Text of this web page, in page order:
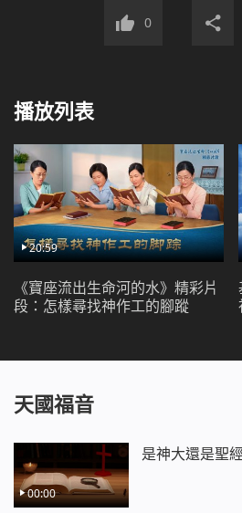
的話，凡有耳的，就應當聽」
證明，全能神教會完全是由神
非是由哪個人創建的。因為全
的是全能神的名，接受的是
理，順服的是全能神的作工。
選民信的是末世道成肉身的基
的實際神，而不是信哪一個人
只是一個普通的人子，但他的
就是真理、道路、生命，他的
直接發表，是神的親自顯現，
肉身實際的神。
始了末世白色大寶座的審判工
來作，這工作是人所不能代替
來征服人類，所以無可異議的
形像來出現在人中間作此工作
0
播放列表
20:59
《寶座流出生命河的水》精彩片
段：怎樣尋找神作工的腳蹤
天國福音
00:00
是神大還是聖